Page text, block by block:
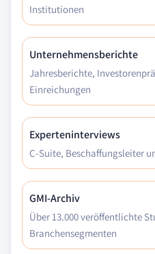
Institutionen
Unternehmensberichte
Jahresberichte,
Einreichungen
Experteninterviews
C-Suite, Beschaffungsleiter
GMI-Archiv
Über 13.000 veröffentlichte
Branchensegmenten